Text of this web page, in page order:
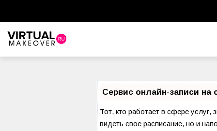
Сервис онлайн-записи на
Тот, кто работает в сфере услуг,
видеть свое расписание, но и